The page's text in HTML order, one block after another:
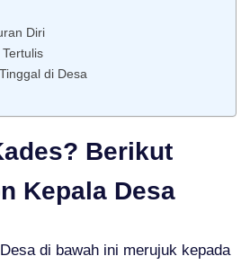
Diri
di Desa
Berikut
Kepala Desa
di bawah ini merujuk kepada